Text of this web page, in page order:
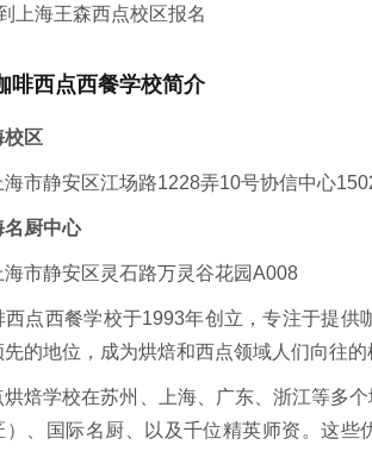
上海王森西点校区报名
啡西点西餐学校简介
校区
海市静安区江场路1228弄10号协信中心
名厨中心
海市静安区灵石路万灵谷花园A008
西点西餐学校于1993年创立，专注于提
的地位，成为烘焙和西点领域人们向往的
烘焙学校在苏州、上海、广东、浙江等多
）、国际名厨、以及千位精英师资。这